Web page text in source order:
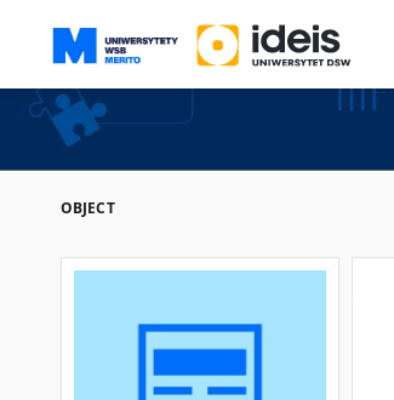
OBJECT